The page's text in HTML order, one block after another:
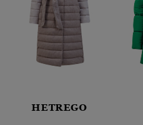
HETREGO